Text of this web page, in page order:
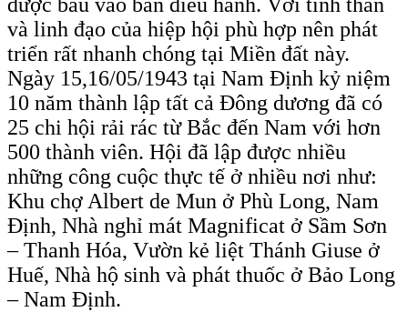
và linh đạo của hiệp hội phù hợp nên phát
triển rất nhanh chóng tại Miền đất này.
Ngày 15,16/05/1943 tại Nam Định kỷ niệm
10 năm thành lập tất cả Đông dương đã có
25 chi hội rải rác từ Bắc đến Nam với hơn
500 thành viên. Hội đã lập được nhiều
những công cuộc thực tế ở nhiều nơi như:
Khu chợ Albert de Mun ở Phù Long, Nam
Định, Nhà nghỉ mát Magnificat ở Sầm Sơn
– Thanh Hóa, Vườn kẻ liệt Thánh Giuse ở
Huế, Nhà hộ sinh và phát thuốc ở Bảo Long
– Nam Định.